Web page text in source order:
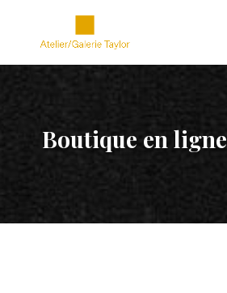
Boutique en ligne